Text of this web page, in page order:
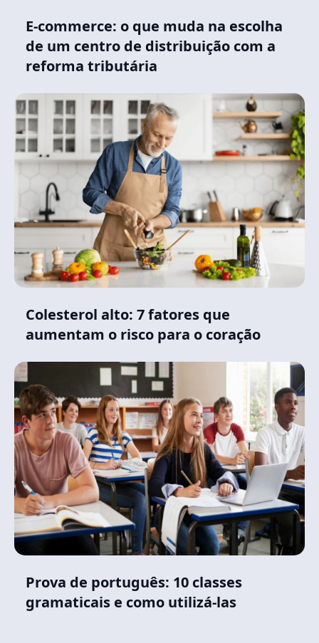
E-commerce: o que muda na escolha
de um centro de distribuição com a
reforma tributária
Colesterol alto: 7 fatores que
aumentam o risco para o coração
Prova de português: 10 classes
gramaticais e como utilizá-las